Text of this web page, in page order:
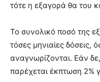
τότε η εξαγορά θα του
Το συνολικό ποσό της
τόσες μηνιαίες δόσεις,
αναγνωρίζονται. Εάν
παρέχεται έκπτωση 2%